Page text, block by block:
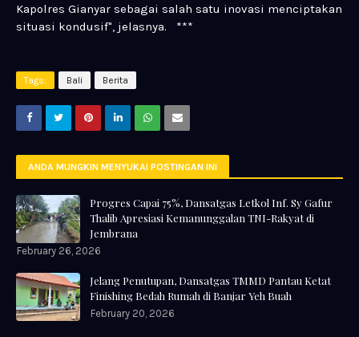
Kapolres Gianyar sebagai salah satu inovasi menciptakan
situasi kondusif", jelasnya. ***
Tags: Bali Berita
ANDA MUNGKIN MENYUKAI POSTINGAN INI
Progres Capai 75%, Dansatgas Letkol Inf. Sy Gafur
Thalib Apresiasi Kemanunggalan TNI-Rakyat di
Jembrana
February 26, 2026
Jelang Penutupan, Dansatgas TMMD Pantau Ketat
Finishing Bedah Rumah di Banjar Yeh Buah
February 20, 2026